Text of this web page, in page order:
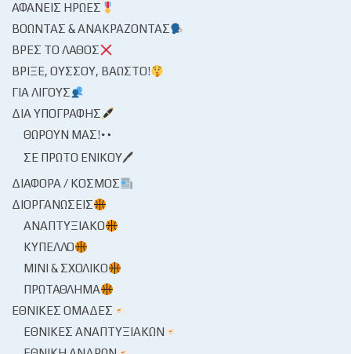
ΑΦΑΝΕΊΣ ΉΡΩΕΣ
ΒΟΏΝΤΑΣ & ΑΝΑΚΡΆΖΟΝΤΑΣ
ΒΡΕΣ ΤΟ ΛΆΘΟΣ
ΒΡΊΞΕ, ΟΎΣΣΟΥ, ΒΆΩΣΤΟ!
ΓΙΑ ΛΊΓΟΥΣ
ΔΙΑ ΥΠΟΓΡΑΦΉΣ
ΘΩΡΟΎΝ ΜΑΣ!
ΣΕ ΠΡΏΤΟ ΕΝΙΚΟΎ🖊
ΔΙΆΦΟΡΑ / ΚΌΣΜΟΣ
ΔΙΟΡΓΑΝΏΣΕΙΣ
ΑΝΑΠΤΥΞΙΑΚΌ
ΚΎΠΕΛΛΟ
ΜΊΝΙ & ΣΧΟΛΙΚΌ
ΠΡΩΤΆΘΛΗΜΑ
ΕΘΝΙΚΈΣ ΟΜΆΔΕΣ
ΕΘΝΙΚΈΣ ΑΝΑΠΤΥΞΙΑΚΏΝ